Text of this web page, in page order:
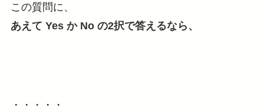
この質問に、
あえて Yes か No の2択で答えるなら、
・・・・・